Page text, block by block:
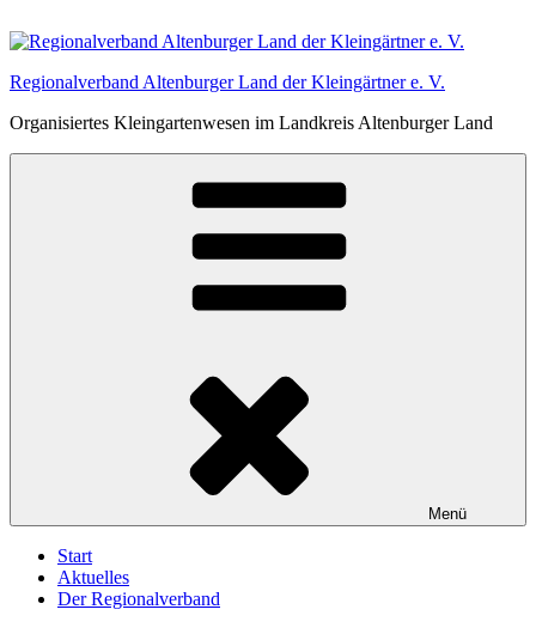
Inhalt
Regionalverband Altenburger Land der Kleingärtner e. V.
Organisiertes Kleingartenwesen im Landkreis Altenburger Land
Menü
Start
Aktuelles
Der Regionalverband